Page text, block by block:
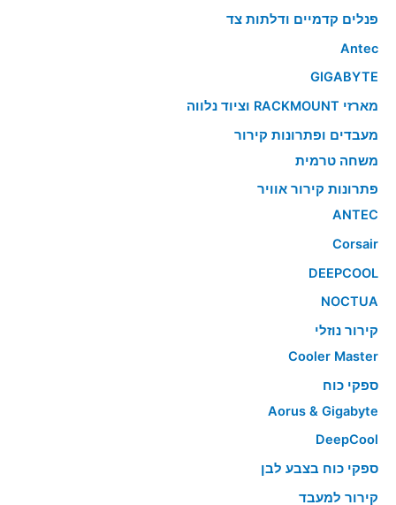
פנלים קדמיים ודלתות צד
Antec
GIGABYTE
מארזי RACKMOUNT וציוד נלווה
מעבדים ופתרונות קירור
משחה טרמית
פתרונות קירור אוויר
ANTEC
Corsair
DEEPCOOL
NOCTUA
קירור נוזלי
Cooler Master
ספקי כוח
Aorus & Gigabyte
DeepCool
ספקי כוח בצבע לבן
קירור למעבד